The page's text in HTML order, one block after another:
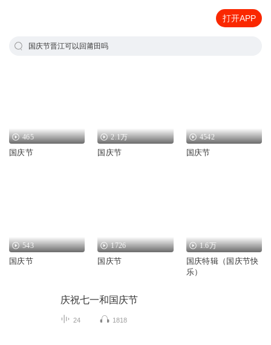
打开APP
国庆节晋江可以回莆田吗
465
国庆节
2.1万
国庆节
4542
国庆节
543
国庆节
1726
国庆节
1.6万
国庆特辑（国庆节快
乐）
庆祝七一和国庆节
24 1818